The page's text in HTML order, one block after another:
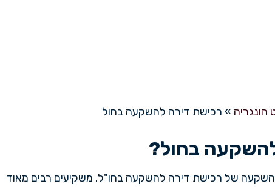
הונגריה » רכישת דירה להשקעה בחול
בחול?
ההשקעה של רכישת דירה להשקעה בחו"ל. משקיעים רבים מאוד